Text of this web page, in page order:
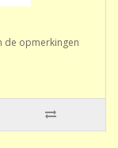
de opmerkingen